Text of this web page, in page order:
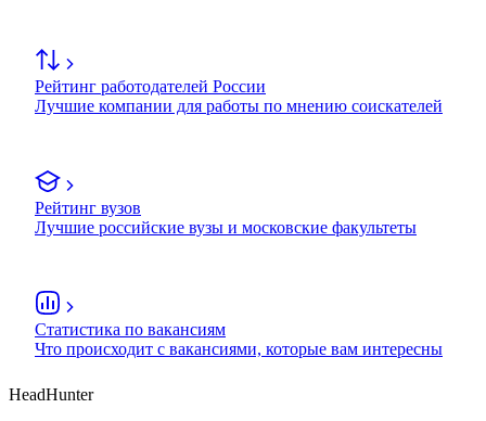
Рейтинг работодателей России
Лучшие компании для работы по мнению соискателей
Рейтинг вузов
Лучшие российские вузы и московские факультеты
Статистика по вакансиям
Что происходит с вакансиями, которые вам интересны
HeadHunter